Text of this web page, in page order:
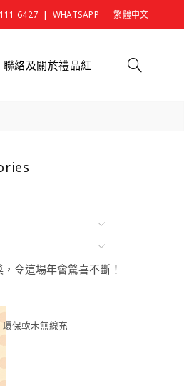
6427 | WHATSAPP 繁體中文
聯絡及關於禮品紅
令這場年會驚喜不斷！
環保軟木無線充